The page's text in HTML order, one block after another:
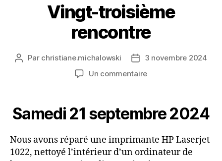
Vingt-troisième
rencontre
Auteur
Par christiane.michalowski
Date
de
3 novembre 2024
Un commentairesur
rencontre
Samedi 21 septembre 2024
Nous avons réparé une imprimante HP Laserjet
1022, nettoyé l’intérieur d’un ordinateur de